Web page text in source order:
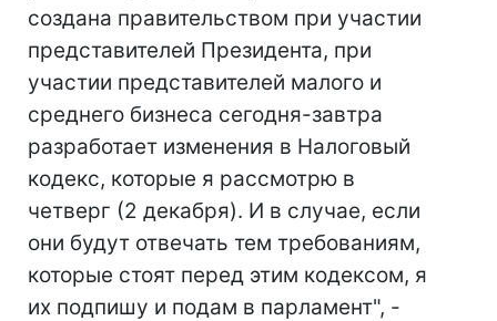
создана правительством при участии
представителей Президента, при
участии представителей малого и
среднего бизнеса сегодня-завтра
разработает изменения в Налоговый
кодекс, которые я рассмотрю в
четверг (2 декабря). И в случае, если
они будут отвечать тем требованиям,
которые стоят перед этим кодексом, я
их подпишу и подам в парламент", -